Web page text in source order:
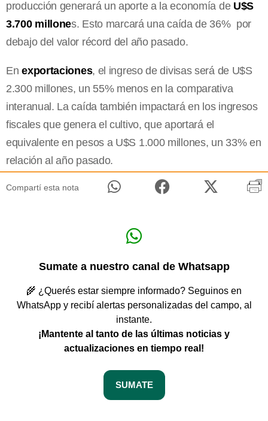
producción generará un aporte a la economía deU$S
3.700 millones. Esto marcará una caída de 36% por
debajo del valor récord del año pasado.
Enexportaciones, el ingreso de divisas será de U$S
2.300 millones, un 55% menos en la comparativa
interanual. La caída también impactará en los ingresos
fiscales que genera el cultivo, que aportará el
equivalente en pesos a U$S 1.000 millones, un 33% en
relación al año pasado.
Compartí esta nota
Sumate a nuestro canal de Whatsapp
🌾 ¿Querés estar siempre informado? Seguinos en
WhatsApp y recibí alertas personalizadas del campo, al
instante.
¡Mantente al tanto de las últimas noticias y
actualizaciones en tiempo real!
SUMATE